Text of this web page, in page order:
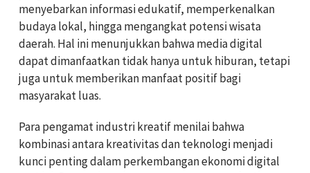
menyebarkan informasi edukatif, memperkenalkan
budaya lokal, hingga mengangkat potensi wisata
daerah. Hal ini menunjukkan bahwa media digital
dapat dimanfaatkan tidak hanya untuk hiburan, tetapi
juga untuk memberikan manfaat positif bagi
masyarakat luas.
Para pengamat industri kreatif menilai bahwa
kombinasi antara kreativitas dan teknologi menjadi
kunci penting dalam perkembangan ekonomi digital